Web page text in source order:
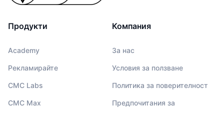
Продукти
Academy
Рекламирайте
CMC Labs
CMC Max
Компания
За нас
Условия за ползване
Политика за поверителност
Предпочитания за